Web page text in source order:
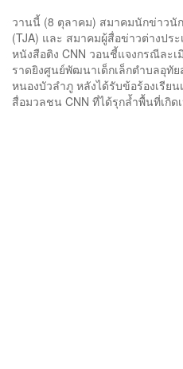
วานนี้ (8 ตุลาคม) สมาคมนักข่าวนั
(TJA) และ สมาคมผู้สื่อข่าวต่างปร
หนังสือติง CNN วอนชี้แจงกรณีละเ
ราดยิงศูนย์พัฒนาเด็กเล็กตำบลอุทัย
หนองบัวลำภู หลังได้รับข้อร้องเรีย
สื่อมวลชน CNN ที่ได้รุกล้ำพื้นที่เกิด